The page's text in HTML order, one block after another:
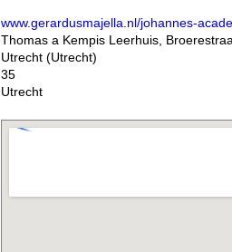
www.gerardusmajella.nl/johannes-
Thomas a Kempis Leerhuis,
Utrecht (Utrecht)
35
Utrecht